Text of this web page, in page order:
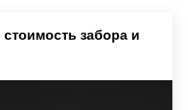
стоимость забора и